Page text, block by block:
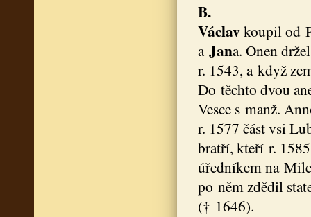
B.
Václavkoupil od
a Jana. Onen
r. 1543, a když
Do těchto dvou
Vesce s manž.
r. 1577 část vsi
bratří, kteří r.
úředníkem na
po něm zdědil
(† 1646).